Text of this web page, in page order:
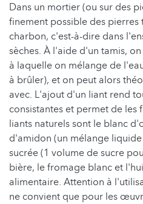
Dans un mortier (ou sur des
finement possible des pierres
charbon, c'est-à-dire dans
sèches. À l'aide d'un tamis,
à laquelle on mélange de
à brûler), et on peut alors
avec. L'ajout d'un liant rend
consistantes et permet de les
liants naturels sont le blanc
d'amidon (un mélange
sucrée (1 volume de sucre
bière, le fromage blanc et
alimentaire. Attention à
ne convient que pour les